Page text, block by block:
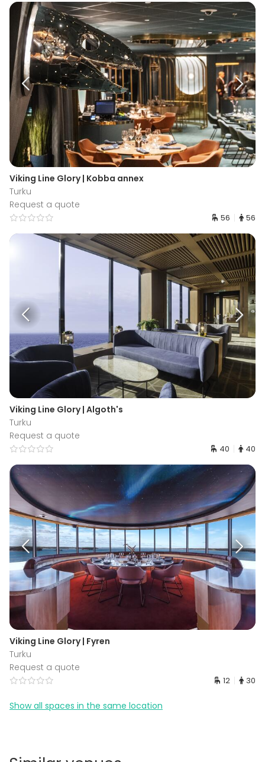
Viking Line Glory | Kobba annex
Turku
Request a quote
56 56
Viking Line Glory | Algoth's
Turku
Request a quote
40 40
Viking Line Glory | Fyren
Turku
Request a quote
12 30
Show all spaces in the same location